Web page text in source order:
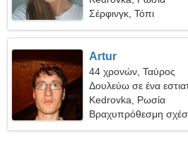
Σέρφινγκ, Τόπι
Artur
44 χρονών, Ταύρος
Δουλεύω σε ένα
ενεργητική γυναίκα
Kedrovka, Ρωσία
Βραχυπρόθεσμη